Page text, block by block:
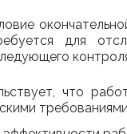
для
что